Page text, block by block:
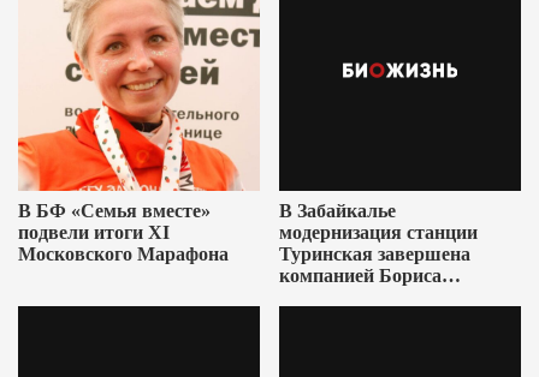
В БФ «Семья вместе»
подвели итоги XI
Московского Марафона
В Забайкалье
модернизация станции
Туринская завершена
компанией Бориса